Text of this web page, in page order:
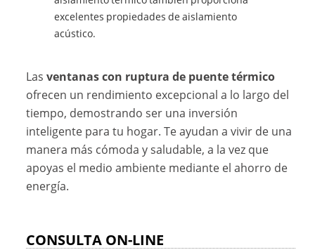
excelentes propiedades de aislamiento
acústico.
Lasventanas con ruptura de puente térmico
ofrecen un rendimiento excepcional a lo largo del
tiempo, demostrando ser una inversión
inteligente para tu hogar. Te ayudan a vivir de una
manera más cómoda y saludable, a la vez que
apoyas el medio ambiente mediante el ahorro de
energía.
CONSULTA ON-LINE